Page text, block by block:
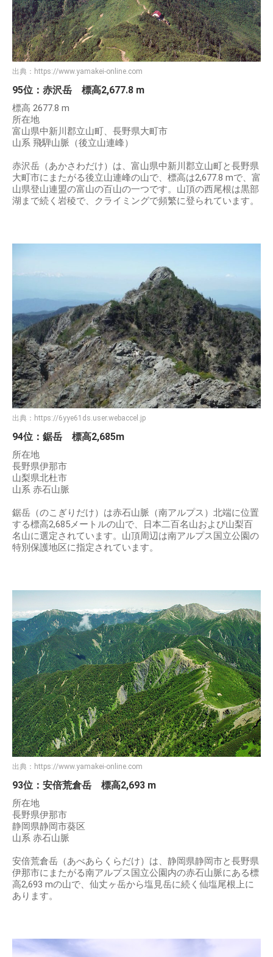
出典： https://www.yamakei-online.com
95位：赤沢岳 標高2,677.8 m
標高 2677.8 m
所在地
富山県中新川郡立山町、長野県大町市
山系 飛騨山脈（後立山連峰）
赤沢岳（あかさわだけ）は、富山県中新川郡立山町と長野県
大町市にまたがる後立山連峰の山で、標高は2,677.8 mで、富
山県登山連盟の富山の百山の一つです。山頂の西尾根は黒部
湖まで続く岩稜で、クライミングで頻繁に登られています。
出典： https://6yye61ds.user.webaccel.jp
94位：鋸岳 標高2,685m
所在地
長野県伊那市
山梨県北杜市
山系 赤石山脈
鋸岳（のこぎりだけ）は赤石山脈（南アルプス）北端に位置
する標高2,685メートルの山で、日本二百名山および山梨百
名山に選定されています。山頂周辺は南アルプス国立公園の
特別保護地区に指定されています。
出典： https://www.yamakei-online.com
93位：安倍荒倉岳 標高2,693 m
所在地
長野県伊那市
静岡県静岡市葵区
山系 赤石山脈
安倍荒倉岳（あべあらくらだけ）は、静岡県静岡市と長野県
伊那市にまたがる南アルプス国立公園内の赤石山脈にある標
高2,693 mの山で、仙丈ヶ岳から塩見岳に続く仙塩尾根上に
あります。